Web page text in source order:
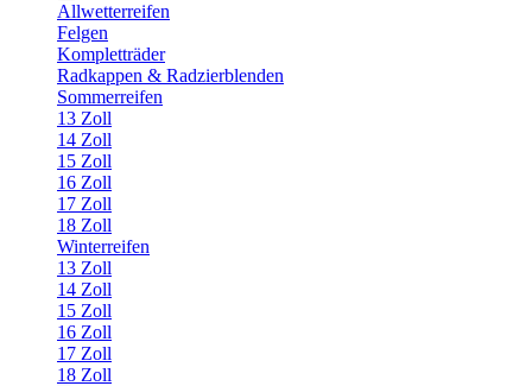
Allwetterreifen
Felgen
Kompletträder
Radkappen & Radzierblenden
Sommerreifen
13 Zoll
14 Zoll
15 Zoll
16 Zoll
17 Zoll
18 Zoll
Winterreifen
13 Zoll
14 Zoll
15 Zoll
16 Zoll
17 Zoll
18 Zoll